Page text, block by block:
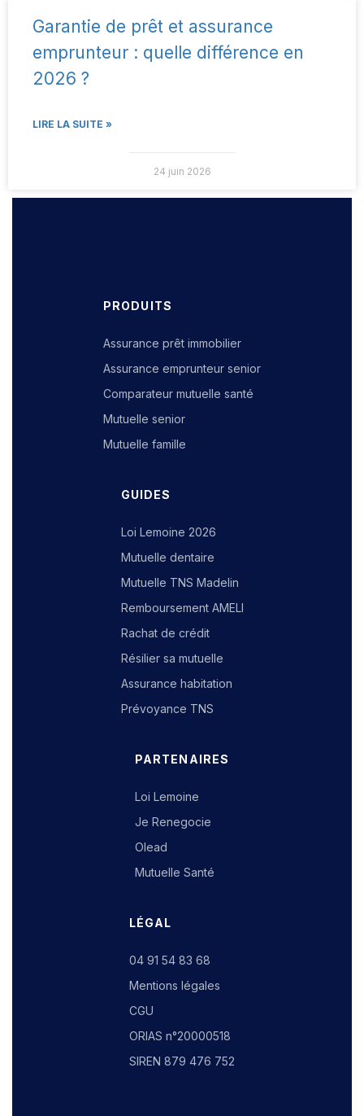
Garantie de prêt et assurance
emprunteur : quelle différence en
2026 ?
LIRE LA SUITE »
24 juin 2026
PRODUITS
Assurance prêt immobilier
Assurance emprunteur senior
Comparateur mutuelle santé
Mutuelle senior
Mutuelle famille
GUIDES
Loi Lemoine 2026
Mutuelle dentaire
Mutuelle TNS Madelin
Remboursement AMELI
Rachat de crédit
Résilier sa mutuelle
Assurance habitation
Prévoyance TNS
PARTENAIRES
Loi Lemoine
Je Renegocie
Olead
Mutuelle Santé
LÉGAL
04 91 54 83 68
Mentions légales
CGU
ORIAS n°20000518
SIREN 879 476 752